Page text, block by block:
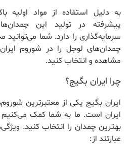
به دلیل استفاده از مواد اولیه
پیشرفته در تولید این
سرمایه‌گذاری را دارد. شما
چمدان‌های لوجل را در شوروم
مشاهده و انتخاب کنید.
چرا ایران بگیج؟
ایران بگیج یکی از معتبرترین
ایران است. ما به شما کمک می‌کنیم
بهترین چمدان را انتخاب کنید.
عبارتند از: